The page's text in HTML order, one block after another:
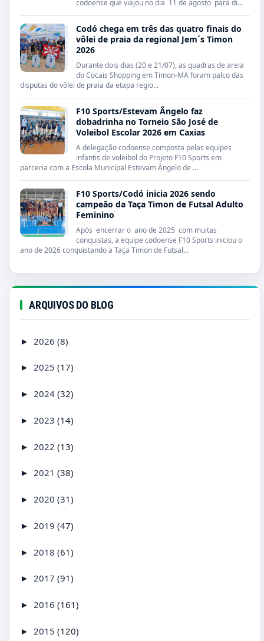
codoense que viajou no dia 11 de agosto para di...
Codó chega em três das quatro finais do
vôlei de praia da regional Jem´s Timon
2026
Durante dois dias (20 e 21/07), as quadras de areia
do Cocais Shopping em Timon-MA foram palco das
disputas do vôlei de praia da etapa regio...
F10 Sports/Estevam Ângelo faz
dobadrinha no Torneio São José de
Voleibol Escolar 2026 em Caxias
A delegação codoense composta pelas equipes
infantis de voleibol do Projeto F10 Sports em
parceria com a Escola Municipal Estevam Ângelo de ...
F10 Sports/Codó inicia 2026 sendo
campeão da Taça Timon de Futsal Adulto
Feminino
Após encerrar o ano de 2025 com muitas
conquistas, a equipe codoense F10 Sports iniciou o
ano de 2026 conquistando a Taça Timon de Futsal...
ARQUIVOS DO BLOG
► 2026 (8)
► 2025 (17)
► 2024 (32)
► 2023 (14)
► 2022 (13)
► 2021 (38)
► 2020 (31)
► 2019 (47)
► 2018 (61)
► 2017 (91)
► 2016 (161)
► 2015 (120)